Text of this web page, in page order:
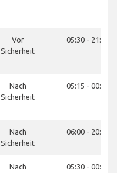
Vor
Sicherheit
05:30 - 21:30
Nach
Sicherheit
05:15 - 00:00
Nach
Sicherheit
06:00 - 20:00
Nach
05:30 - 00:00